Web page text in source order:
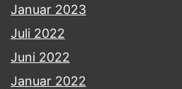
Januar 2023
Juli 2022
Juni 2022
Januar 2022